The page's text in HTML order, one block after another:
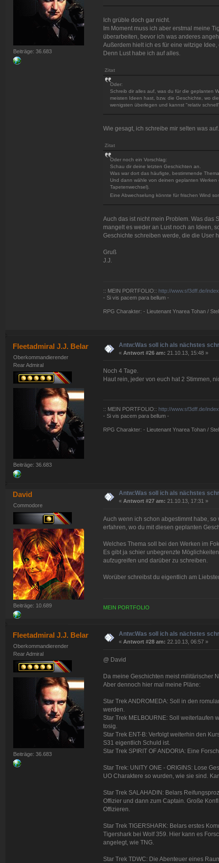
Beiträge: 36.683
Ich grüble doch gar nicht.
Im Moment muss ich aber erstmal meine
überarbeiten, bevor ich was anderes
Außerdem hielt ich es für eine witzige
Denn Lust habe ich auf alles.
Zitat
Oder:
Schreib dir alles auf, was du für die geplanten
meisten Ideen hast, bzw. die Geschichte, wo
wenigsten überlegen und kannst "relativ
Wie gesagt, ich schreibe mir selten was
Zitat
Oder noch ein Vorschlag:
Schau dir deine letzten Geschichten an.
Was war dort das häufigte, bestimmende
Und dann wähle von deinen geplanten
Tapetenwechsel).
Eine Abwechselung könnte für frischen Wind
Auch das ist nicht mein Problem. Was das
mangelt es weder an Lust noch an Ideen,
Geschichte schreiben werde, die die User
Gruß
J.J.
:: MEIN PORTFOLIO:: http://www.sf3dff.de/
- Si vis pacem para bellum -
RPG Charakter: - Lieutenant Ynarea Tohan /
Fleetadmiral J.J. Belar
Oberkommandierender
Rear Admiral
Beiträge: 36.683
Antw:Was soll ich als nächstes
« Antwort #26 am: 21.10.13, 15:48 »
Noch 4 Tage.
Haut rein, jeder von euch hat 2 Stimmen,
:: MEIN PORTFOLIO:: http://www.sf3dff.de/
- Si vis pacem para bellum -
RPG Charakter: - Lieutenant Ynarea Tohan /
David
Commodore
Beiträge: 10.689
Antw:Was soll ich als nächstes
«Antwort #27 am: 21.10.13, 17:31 »
Auch wenn ich schon abgestimmt habe,
erfahren, wo du mit diesen geplanten
Welches Thema soll bei den Werken im
Es gibt ja schier unbegrenzte
aufzugreifen und darüber zu schreiben.
Worüber schreibst du eigentlich am
MEIN PORTFOLIO
Fleetadmiral J.J. Belar
Oberkommandierender
Rear Admiral
Beiträge: 36.683
Antw:Was soll ich als nächstes
« Antwort #28 am: 22.10.13, 06:57 »
@ David
Da meine Geschichten meist militärischer
Aber dennoch hier mal meine Pläne:
Star Trek ANDROMEDA: Soll in den
werden.
Star Trek MELBOURNE: Soll weiterlaufen
tosig.
Star Trek ENT-B: Verfolgt weiterhin den
S31 eigentlich Schuld ist.
Star Trek SPIRIT OF ANDORIA: Eine
Star Trek: UNITY ONE - ORIGINS: Lose
UO Charaktere so wurden, wie sie sind.
Star Trek SALAHADIN: Belars
Offizier und dann zum Captain. Große
Offizieren.
Star Trek TIGERSHARK: Belars erstes
Tigershark bei Wolf 359. Hier kann es
angelegt, wie TNG.
Star Trek TDWC: Die Abenteuer eines